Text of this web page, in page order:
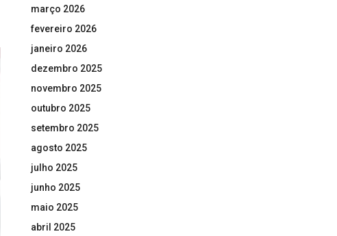
março 2026
fevereiro 2026
janeiro 2026
dezembro 2025
novembro 2025
outubro 2025
setembro 2025
agosto 2025
julho 2025
junho 2025
maio 2025
abril 2025